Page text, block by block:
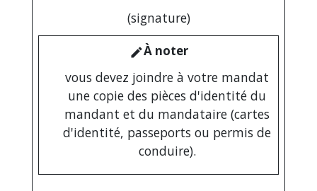
(signature)
editÀ noter
vous devez joindre à votre mandat
une copie des pièces d'identité du
mandant et du mandataire (cartes
d'identité, passeports ou permis de
conduire).